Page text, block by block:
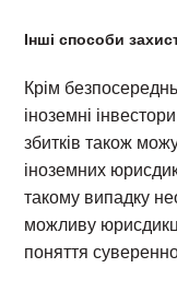
Інші способи
Крім
іноземні
збитків також
іноземних
такому випадку
можливу
поняття